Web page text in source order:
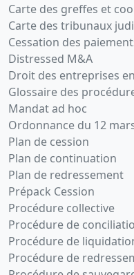
Carte des greffes et
Carte des tribunaux
Cessation des
Distressed M&A
Droit des entreprises
Glossaire des
Mandat ad hoc
Ordonnance du 12
Plan de cession
Plan de continuation
Plan de redressement
Prépack Cession
Procédure collective
Procédure de
Procédure de
Procédure de